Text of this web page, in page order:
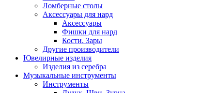
Ломберные столы
Аксессуары для нард
Аксессуары
Фишки для нард
Кости. Зары
Другие производители
Ювелирные изделия
Изделия из серебра
Музыкальные инструменты
Инструменты